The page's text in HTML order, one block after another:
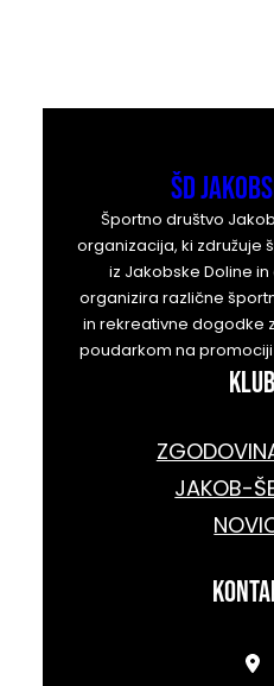
ŠD
Športno društvo
organizacija, ki združuje
iz Jakobske Doline
organizira različne
in rekreativne dogodke
poudarkom na
KLUB
JAKOB-